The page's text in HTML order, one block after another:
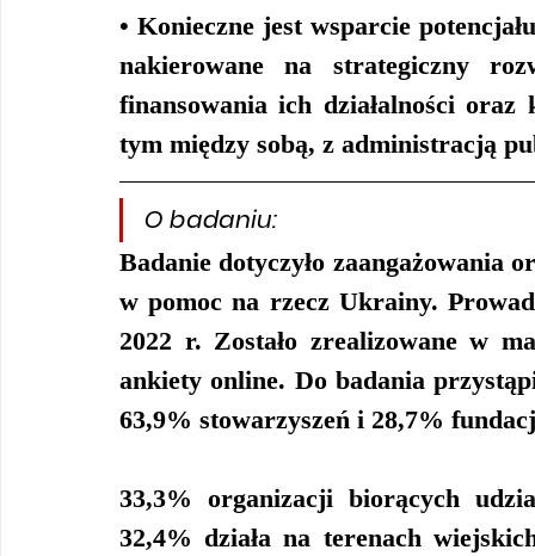
• Konieczne jest wsparcie
nakierowane na strategiczny
finansowania ich działalności
tym między sobą, z administracją
O badaniu:
Badanie dotyczyło zaangażowania
w pomoc na rzecz Ukrainy.
2022 r. Zostało zrealizowane w
ankiety online. Do badania
63,9% stowarzyszeń i 28,7%
33,3% organizacji biorących
32,4% działa na terenach